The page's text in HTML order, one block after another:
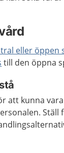
eller
till den öppna
att kunna
Ställ